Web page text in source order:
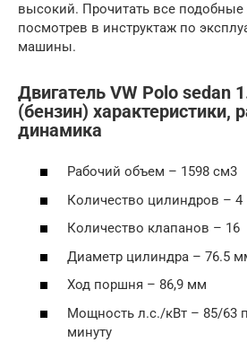
высокий. Прочитать все
посмотрев в инструктаж по
машины.
Двигатель VW Polo sedan
(бензин) характеристики,
динамика
Рабочий объем – 1598 см3
Количество цилиндров – 4
Количество клапанов – 16
Диаметр цилиндра – 76.5
Ход поршня – 86,9 мм
Мощность л.с./кВт – 85/63
минуту